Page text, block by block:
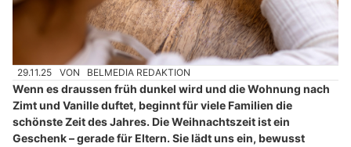
29.11.25 VON BELMEDIA REDAKTION
Wenn es draussen früh dunkel wird und die Wohnung nach
Zimt und Vanille duftet, beginnt für viele Familien die
schönste Zeit des Jahres. Die Weihnachtszeit ist ein
Geschenk – gerade für Eltern. Sie lädt uns ein, bewusst